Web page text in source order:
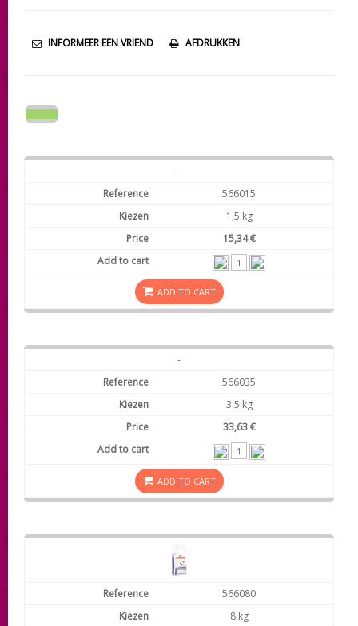
INFORMEER EEN VRIEND AFDRUKKEN
-
566015
1,5 kg
15,34 €
ADD TO CART
-
566035
3.5 kg
33,63 €
ADD TO CART
566080
8 kg